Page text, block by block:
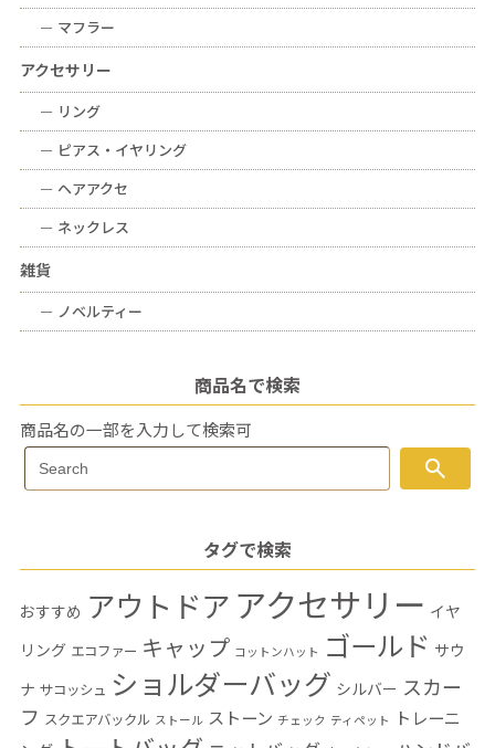
ー マフラー
アクセサリー
ー リング
ー ピアス・イヤリング
ー ヘアアクセ
ー ネックレス
雑貨
ー ノベルティー
商品名で検索
商品名の一部を入力して検索可
Search
for:
search
タグで検索
おすすめ アウトドア アクセサリー イヤ
リング エコファー キャップ コットンハット ゴールド サウ
ナ サコッシュ ショルダーバッグ シルバー スカー
フ スクエアバックル ストール ストーン チェック ティペット
トレーニ